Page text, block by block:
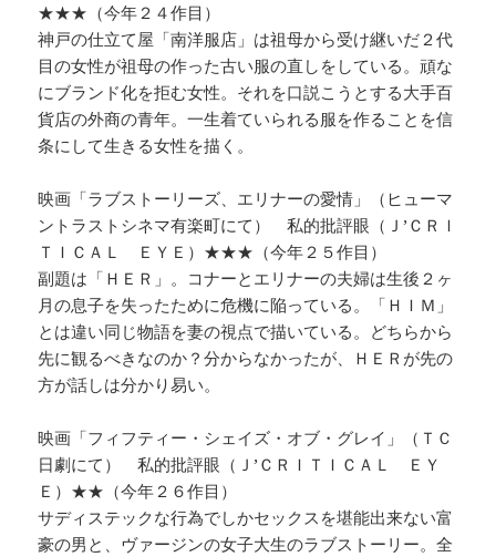
★★★（今年２４作目）
神戸の仕立て屋「南洋服店」は祖母から受け継いだ２代
目の女性が祖母の作った古い服の直しをしている。頑な
にブランド化を拒む女性。それを口説こうとする大手百
貨店の外商の青年。一生着ていられる服を作ることを信
条にして生きる女性を描く。
映画「ラブストーリーズ、エリナーの愛情」（ヒューマ
ントラストシネマ有楽町にて） 私的批評眼（Ｊ’ＣＲＩ
ＴＩＣＡＬ ＥＹＥ）★★★（今年２５作目）
副題は「ＨＥＲ」。コナーとエリナーの夫婦は生後２ヶ
月の息子を失ったために危機に陥っている。「ＨＩＭ」
とは違い同じ物語を妻の視点で描いている。どちらから
先に観るべきなのか？分からなかったが、ＨＥＲが先の
方が話しは分かり易い。
映画「フィフティー・シェイズ・オブ・グレイ」（ＴＣ
日劇にて） 私的批評眼（Ｊ’ＣＲＩＴＩＣＡＬ ＥＹ
Ｅ）★★（今年２６作目）
サディステックな行為でしかセックスを堪能出来ない富
豪の男と、ヴァージンの女子大生のラブストーリー。全